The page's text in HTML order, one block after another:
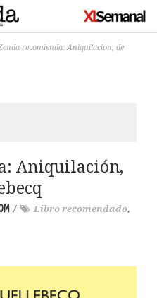
recomienda: Aniquilación, de
Aniquilación,
/ Libro recomendado,